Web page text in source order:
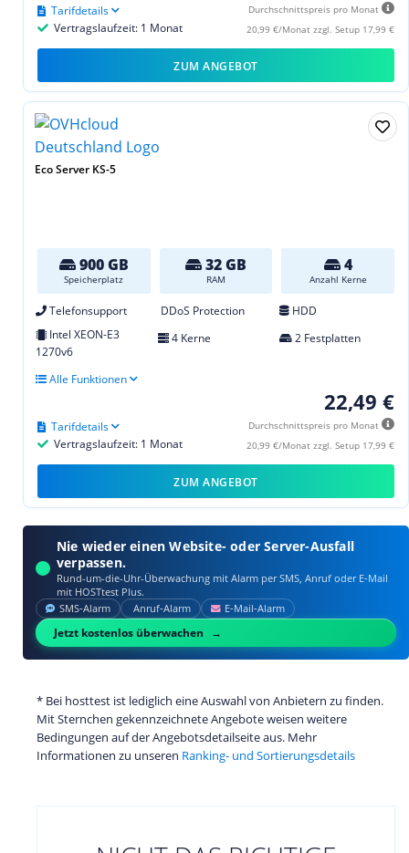
Durchschnittspreis pro Monat
20,99 €/Monat zzgl. Setup 17,99 €
Vertragslaufzeit: 1 Monat
Tarifdetails
ZUM ANGEBOT
Eco Server KS-5
900 GB
Speicherplatz
32 GB
RAM
4
Anzahl Kerne
Telefonsupport DDoS Protection
HDD
Intel XEON-E3
1270v6
4 Kerne 2 Festplatten
Alle Funktionen
22,49 €
Durchschnittspreis pro Monat
20,99 €/Monat zzgl. Setup 17,99 €
Vertragslaufzeit: 1 Monat
Tarifdetails
ZUM ANGEBOT
Nie wieder einen Website- oder Server-Ausfall
verpassen.
Rund-um-die-Uhr-Überwachung mit Alarm per SMS, Anruf oder E‑Mail
mit HOSTtest Plus.
SMS‑Alarm Anruf‑Alarm E‑Mail‑Alarm
Jetzt kostenlos überwachen
* Bei hosttest ist lediglich eine Auswahl von Anbietern zu finden.
Mit Sternchen gekennzeichnete Angebote weisen weitere
Bedingungen auf der Angebotsdetailseite aus. Mehr
Informationen zu unseren Ranking- und Sortierungsdetails